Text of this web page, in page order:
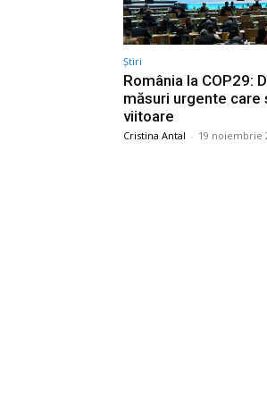
Știri
România la COP29:
măsuri urgente
viitoare
Cristina Antal - 19 noiembrie